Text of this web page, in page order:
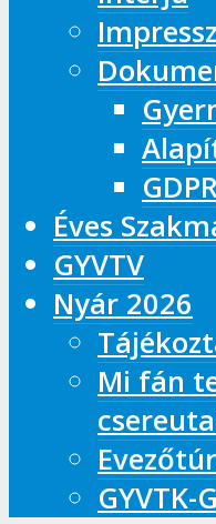
Éves
GYVTV
Nyár 2026
Mi fán